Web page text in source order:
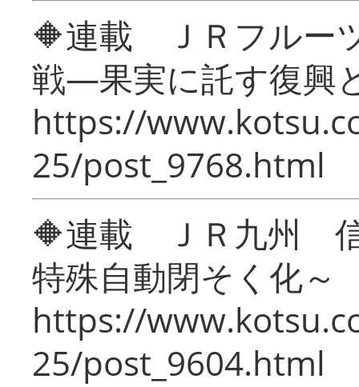
🔶連載 ＪＲフルー
戦―果実に託す復興
https://
25/post_9768.html
🔶連載 ＪＲ九州 信
特殊自動閉そく化～
https://
25/post_9604.html